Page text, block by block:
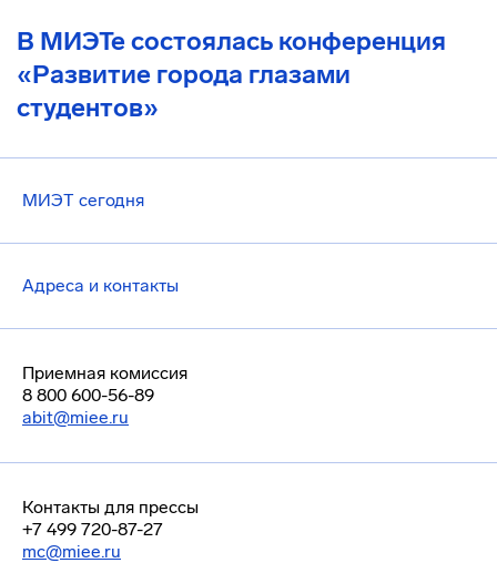
В МИЭТе состоялась конференция
«Развитие города глазами
студентов»
МИЭТ сегодня
Адреса и контакты
Приемная комиссия
8 800 600-56-89
abit@miee.ru
Контакты для прессы
+7 499 720-87-27
mc@miee.ru